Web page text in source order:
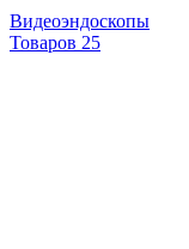
Видеоэндоскопы
Товаров 25